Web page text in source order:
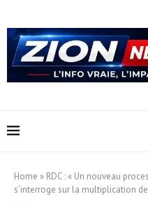
Home » RDC : « Un nouveau
s’interroge sur la multiplication